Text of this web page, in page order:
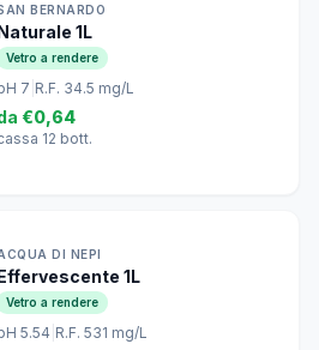
BERNARDO
1L
Vetro a rendere
7 R.F. 34.5 mg/L
€0,64
12 bott.
DI NEPI
1L
Vetro a rendere
5.54 R.F. 531 mg/L